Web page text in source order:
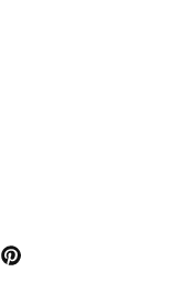
Pinterest